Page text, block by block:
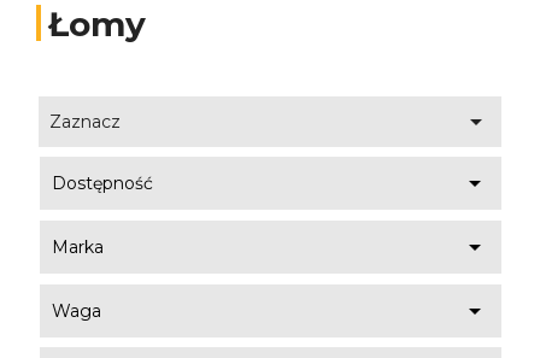
Łomy
Zaznacz 
Dostępność 
Marka 
Waga 